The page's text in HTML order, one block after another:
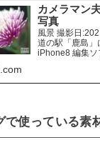
カメラマン
写真
風景 撮影日
道の駅「鹿島」
iPhone8 編集
天草市 「ホテ
デンズ天草」
で使っている素